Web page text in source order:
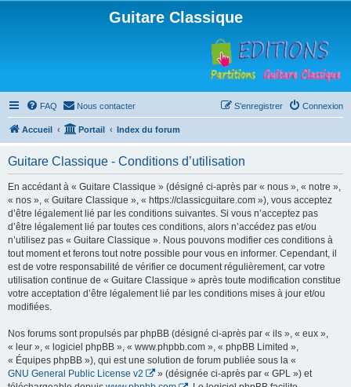
Guitare Classique
FAQ Nous contacter Connexion
S’enregistrer
Accueil Portail Index du forum
Guitare Classique - Conditions d’utilisation
En accédant à « Guitare Classique » (désigné ci-après par « nous », « notre »,
« nos », « Guitare Classique », « https://classicguitare.com »), vous acceptez
d’être légalement lié par les conditions suivantes. Si vous n’acceptez pas
d’être légalement lié par toutes ces conditions, alors n’accédez pas et/ou
n’utilisez pas « Guitare Classique ». Nous pouvons modifier ces conditions à
tout moment et ferons tout notre possible pour vous en informer. Cependant, il
est de votre responsabilité de vérifier ce document régulièrement, car votre
utilisation continue de « Guitare Classique » après toute modification constitue
votre acceptation d’être légalement lié par les conditions mises à jour et/ou
modifiées.
Nos forums sont propulsés par phpBB (désigné ci-après par « ils », « eux »,
« leur », « logiciel phpBB », « www.phpbb.com », « phpBB Limited »,
« Équipes phpBB »), qui est une solution de forum publiée sous la «
GNU General Public License v2
» (désignée ci-après par « GPL ») et